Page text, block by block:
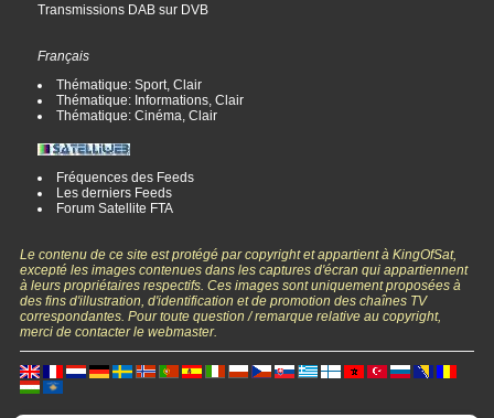
Transmissions DAB sur DVB
Français
Thématique: Sport, Clair
Thématique: Informations, Clair
Thématique: Cinéma, Clair
Fréquences des Feeds
Les derniers Feeds
Forum Satellite FTA
Le contenu de ce site est protégé par copyright et appartient à KingOfSat,
excepté les images contenues dans les captures d'écran qui appartiennent
à leurs propriétaires respectifs. Ces images sont uniquement proposées à
des fins d'illustration, d'identification et de promotion des chaînes TV
correspondantes. Pour toute question / remarque relative au copyright,
merci de contacter le webmaster.